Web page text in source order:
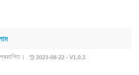
2023-08-22 - V1.0.3